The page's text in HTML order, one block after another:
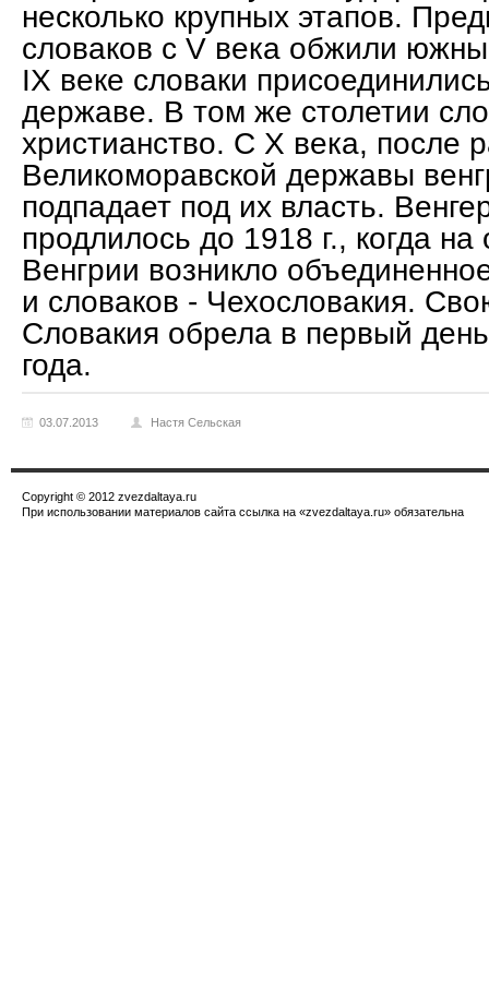
несколько крупных этапов.
словаков с V века обжили
IX веке словаки
державе. В том же столетии
христианство. С X века, после
Великоморавской державы
подпадает под их власть.
продлилось до 1918 г., когда
Венгрии возникло
и словаков - Чехословакия.
Словакия обрела в первый
года.
03.07.2013 Настя Сельская
Copyright © 2012 zvezdaltaya.ru
При использовании материалов сайта ссылка на «zvezdaltaya.ru» обязательна